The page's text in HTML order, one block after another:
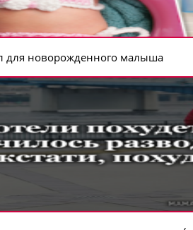
для новорожденного малыша